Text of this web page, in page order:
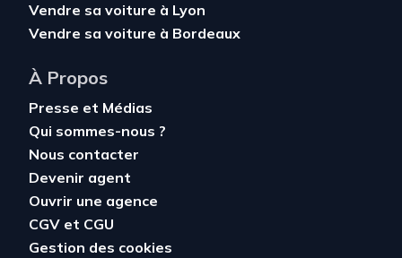
Vendre sa voiture à Lyon
Vendre sa voiture à Bordeaux
À Propos
Presse et Médias
Qui sommes-nous ?
Nous contacter
Devenir agent
Ouvrir une agence
CGV et CGU
Gestion des cookies